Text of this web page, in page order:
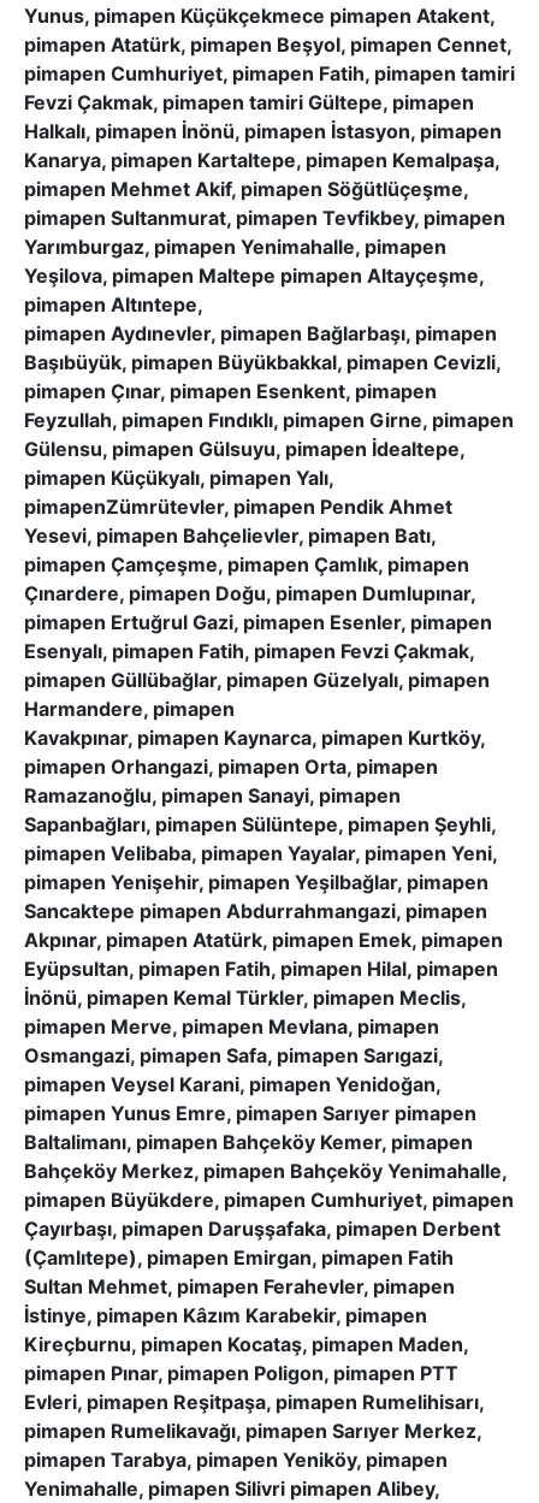
Yunus, pimapen Küçükçekmece pimapen Atakent,
pimapen Atatürk, pimapen Beşyol, pimapen Cennet,
pimapen Cumhuriyet, pimapen Fatih, pimapen tamiri
Fevzi Çakmak, pimapen tamiri Gültepe, pimapen
Halkalı, pimapen İnönü, pimapen İstasyon, pimapen
Kanarya, pimapen Kartaltepe, pimapen Kemalpaşa,
pimapen Mehmet Akif, pimapen Söğütlüçeşme,
pimapen Sultanmurat, pimapen Tevfikbey, pimapen
Yarımburgaz, pimapen Yenimahalle, pimapen
Yeşilova, pimapen Maltepe pimapen Altayçeşme,
pimapen Altıntepe,
pimapen Aydınevler, pimapen Bağlarbaşı, pimapen
Başıbüyük, pimapen Büyükbakkal, pimapen Cevizli,
pimapen Çınar, pimapen Esenkent, pimapen
Feyzullah, pimapen Fındıklı, pimapen Girne, pimapen
Gülensu, pimapen Gülsuyu, pimapen İdealtepe,
pimapen Küçükyalı, pimapen Yalı,
pimapenZümrütevler, pimapen Pendik Ahmet
Yesevi, pimapen Bahçelievler, pimapen Batı,
pimapen Çamçeşme, pimapen Çamlık, pimapen
Çınardere, pimapen Doğu, pimapen Dumlupınar,
pimapen Ertuğrul Gazi, pimapen Esenler, pimapen
Esenyalı, pimapen Fatih, pimapen Fevzi Çakmak,
pimapen Güllübağlar, pimapen Güzelyalı, pimapen
Harmandere, pimapen
Kavakpınar, pimapen Kaynarca, pimapen Kurtköy,
pimapen Orhangazi, pimapen Orta, pimapen
Ramazanoğlu, pimapen Sanayi, pimapen
Sapanbağları, pimapen Sülüntepe, pimapen Şeyhli,
pimapen Velibaba, pimapen Yayalar, pimapen Yeni,
pimapen Yenişehir, pimapen Yeşilbağlar, pimapen
Sancaktepe pimapen Abdurrahmangazi, pimapen
Akpınar, pimapen Atatürk, pimapen Emek, pimapen
Eyüpsultan, pimapen Fatih, pimapen Hilal, pimapen
İnönü, pimapen Kemal Türkler, pimapen Meclis,
pimapen Merve, pimapen Mevlana, pimapen
Osmangazi, pimapen Safa, pimapen Sarıgazi,
pimapen Veysel Karani, pimapen Yenidoğan,
pimapen Yunus Emre, pimapen Sarıyer pimapen
Baltalimanı, pimapen Bahçeköy Kemer, pimapen
Bahçeköy Merkez, pimapen Bahçeköy Yenimahalle,
pimapen Büyükdere, pimapen Cumhuriyet, pimapen
Çayırbaşı, pimapen Daruşşafaka, pimapen Derbent
(Çamlıtepe), pimapen Emirgan, pimapen Fatih
Sultan Mehmet, pimapen Ferahevler, pimapen
İstinye, pimapen Kâzım Karabekir, pimapen
Kireçburnu, pimapen Kocataş, pimapen Maden,
pimapen Pınar, pimapen Poligon, pimapen PTT
Evleri, pimapen Reşitpaşa, pimapen Rumelihisarı,
pimapen Rumelikavağı, pimapen Sarıyer Merkez,
pimapen Tarabya, pimapen Yeniköy, pimapen
Yenimahalle, pimapen Silivri pimapen Alibey,